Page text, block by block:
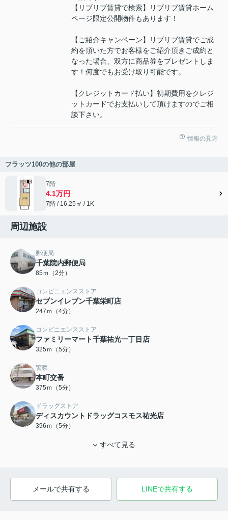
【リブリブ賃貸で検索】リブリブ賃貸ホーム
ページ限定公開物件もあります！
【ご紹介キャンペーン】リブリブ賃貸でご成
約を頂いた方でお客様をご紹介頂きご成約と
なった場合、双方に商品券をプレゼントしま
す！何度でもお受け取り可能です。
【クレジットカード払い】初期費用をクレジ
ットカードでお支払いして頂けますのでご相
談下さい。
情報の見方
フラッツ100の他の部屋
7階
4.1万円
7階 / 16.25㎡ / 1K
周辺施設
郵便局
千葉院内郵便局
85ｍ（2分）
コンビニエンスストア
セブンイレブン千葉栄町店
247ｍ（4分）
コンビニエンスストア
ファミリーマート千葉祐光一丁目店
325ｍ（5分）
警察
本町交番
375ｍ（5分）
ドラッグストア
ディスカウントドラッグコスモス祐光店
396ｍ（5分）
すべて見る
メールで共有する LINEで共有する